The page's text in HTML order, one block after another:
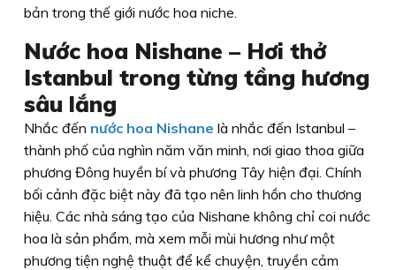
bản trong thế giới nước hoa niche.
Nước hoa Nishane – Hơi thở
Istanbul trong từng tầng hương
sâu lắng
Nhắc đến nước hoa Nishane là nhắc đến Istanbul –
thành phố của nghìn năm văn minh, nơi giao thoa giữa
phương Đông huyền bí và phương Tây hiện đại. Chính
bối cảnh đặc biệt này đã tạo nên linh hồn cho thương
hiệu. Các nhà sáng tạo của Nishane không chỉ coi nước
hoa là sản phẩm, mà xem mỗi mùi hương như một
phương tiện nghệ thuật để kể chuyện, truyền cảm